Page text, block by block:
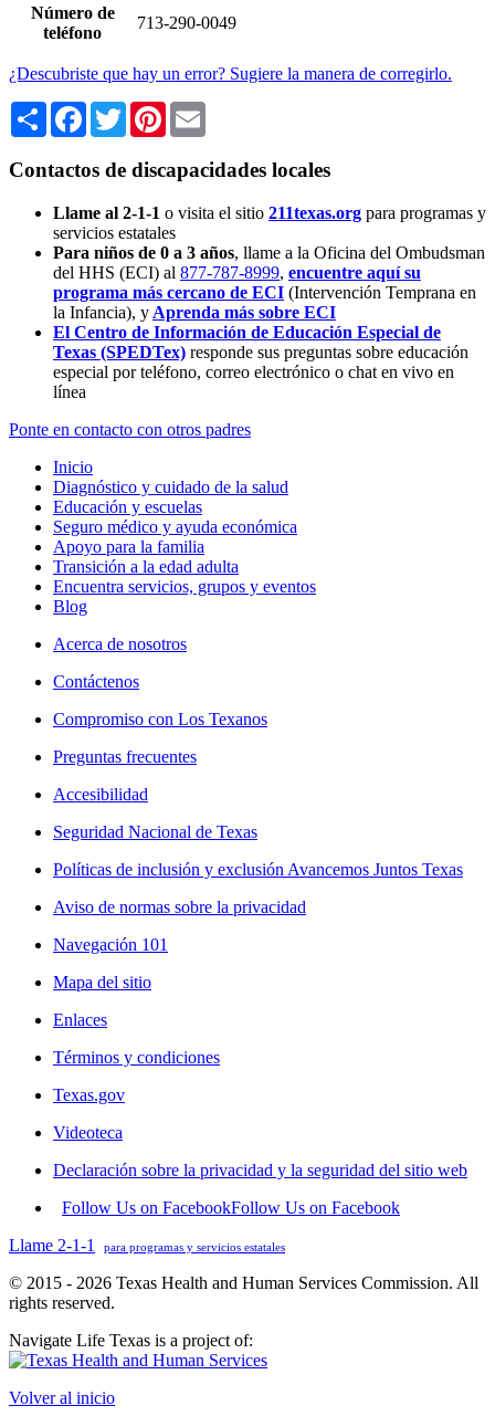
Número de
teléfono
713-290-0049
¿Descubriste que hay un error? Sugiere la manera de corregirlo.
Share Facebook
TwitterPinterest
Contactos de discapacidades locales
Llame al 2-1-1 o visita el sitio 211texas.org para programas y
servicios estatales
Para niños de 0 a 3 años, llame a la Oficina del Ombudsman
del HHS (ECI) al 877-787-8999, encuentre aquí su
programa más cercano de ECI (Intervención Temprana en
la Infancia), y Aprenda más sobre ECI
El Centro de Información de Educación Especial de
Texas (SPEDTex) responde sus preguntas sobre educación
especial por teléfono, correo electrónico o chat en vivo en
línea
Ponte en contacto con otros padres
Inicio
Diagnóstico y cuidado de la salud
Educación y escuelas
Seguro médico y ayuda económica
Apoyo para la familia
Transición a la edad adulta
Encuentra servicios, grupos y eventos
Blog
Acerca de nosotros
Contáctenos
Compromiso con Los Texanos
Preguntas frecuentes
Accesibilidad
Seguridad Nacional de Texas
Políticas de inclusión y exclusión Avancemos Juntos Texas
Aviso de normas sobre la privacidad
Navegación 101
Mapa del sitio
Enlaces
Términos y condiciones
Texas.gov
Videoteca
Declaración sobre la privacidad y la seguridad del sitio web
Follow Us on FacebookFollow Us on Facebook
Llame 2-1-1
para programas y servicios estatales
© 2015 - 2026 Texas Health and Human Services Commission. All
rights reserved.
Navigate Life Texas is a project of:
Volver al inicio